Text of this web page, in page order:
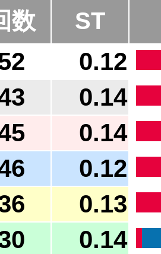
数
ST
0.12
0.14
0.14
0.12
0.13
0.14